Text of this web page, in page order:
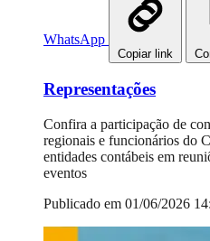
WhatsApp
Copiar link
Representações
Confira a participação de
regionais e funcionários do
entidades contábeis em
eventos
Publicado em 01/06/2026